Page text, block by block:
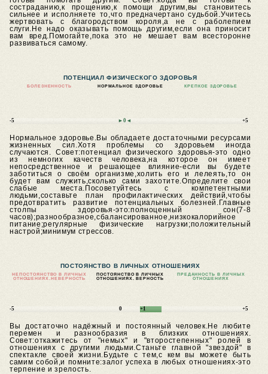
состраданию,к прощению,к помощи другим,вы становитесь
сильнее и исполняете то,что предначертано судьбой.Учитесь
жертвовать с благородством короля,а не с раболепием
слуги.Не надо оказывать помощь другим,если она приносит
вам вред.Помогайте,пока это не мешает вам всесторонне
развиваться самому.
ПОТЕНЦИАЛ ФИЗИЧЕСКОГО ЗДОРОВЬЯ
БОЛЕЗНЕННОСТЬ НОРМАЛЬНОЕ ЗДОРОВЬЕ КРЕПКОЕ ЗДОРОВЬЕ
-5 ►0◄ +5
Нормальное здоровье.Вы обладаете достаточными ресурсами
жизненных сил.Хотя проблемы со здоровьем иногда
случаются.Совет:потенциал физического здоровья-это одно
из немногих качеств человека,на которое он имеет
непосредственное и решающее влияние-если вы будете
заботиться о своём организме,холить его и лелеять,то он
будет вам служить,сколько сами захотите.Определите свои
слабые места.Посоветуйтесь с компетентными
людьми,составьте план профилактических действий,чтобы
предотвратить развитие потенциальных болезней.Главные
столпы здоровья-это:полноценный сон(7-8
часов);разнообразное,сбалансированное,низкокалорийное
питание;регулярные физические нагрузки;положительный
настрой;минимум стрессов.
ПОСТОЯНСТВО В ЛИЧНЫХ ОТНОШЕНИЯХ
НЕПОСТОЯНСТВО В ЛИЧНЫХ
ОТНОШЕНИЯХ.
НЕВЕРНОСТЬ
ПОСТОЯНСТВО В ЛИЧНЫХ
ОТНОШЕНИЯХ. ВЕРНОСТЬ
ПРЕДАННОСТЬ В ЛИЧНЫХ
ОТНОШЕНИЯХ
-5 0 +1 +5
Вы достаточно надёжный и постоянный человек.Не любите
перемен и разнообразия в близких отношениях.
Совет:откажитесь от "немых" и "второстепенных" ролей в
отношениях с другими людьми.Станьте главной "звездой" в
спектакле своей жизни.Будьте с тем,с кем вы можете быть
самим собой,и помните:залог успеха в любых отношениях-это
терпение и зрелость.